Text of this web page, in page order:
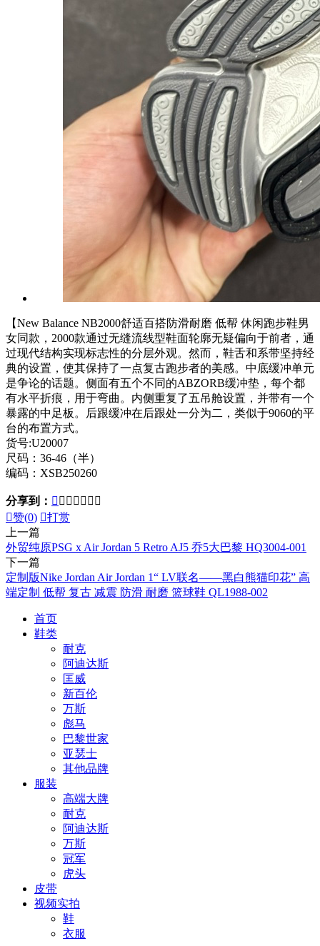
【New Balance NB2000舒适百搭防滑耐磨 低帮 休闲跑步鞋男
女同款，2000款通过无缝流线型鞋面轮廓无疑偏向于前者，通
过现代结构实现标志性的分层外观。然而，鞋舌和系带坚持经
典的设置，使其保持了一点复古跑步者的美感。中底缓冲单元
是争论的话题。侧面有五个不同的ABZORB缓冲垫，每个都
有水平折痕，用于弯曲。内侧重复了五吊舱设置，并带有一个
暴露的中足板。后跟缓冲在后跟处一分为二，类似于9060的平
台的布置方式。
货号:U20007
尺码：36-46（半）
编码：XSB250260
分享到：       
赞(0) 打赏
上一篇
外贸纯原PSG x Air Jordan 5 Retro AJ5 乔5大巴黎 HQ3004-001
下一篇
定制版Nike Jordan Air Jordan 1“ LV联名——黑白熊猫印花” 高
端定制 低帮 复古 减震 防滑 耐磨 篮球鞋 QL1988-002
首页
鞋类
耐克
阿迪达斯
匡威
新百伦
万斯
彪马
巴黎世家
亚瑟士
其他品牌
服装
高端大牌
耐克
阿迪达斯
万斯
冠军
虎头
皮带
视频实拍
鞋
衣服